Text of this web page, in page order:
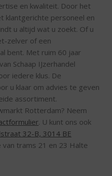
en kwaliteit. Door het
klantgerichte personeel en
u altijd wat u zoekt. Of u
zelver of een
bent. Met ruim 60 jaar
Schaap IJzerhandel
iedere klus. De
u klaar om advies te geven
assortiment.
Rotterdam? Neem
. U kunt ons ook
32-B, 3014 BE
van trams 21 en 23 Halte